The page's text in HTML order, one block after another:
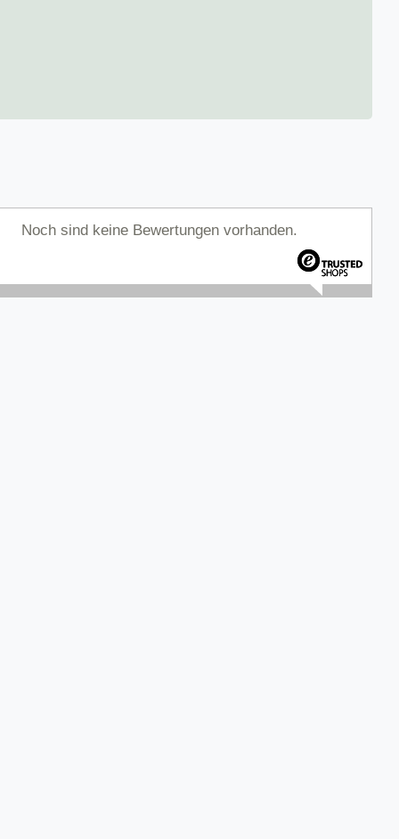
Noch sind keine Bewertungen vorhanden.